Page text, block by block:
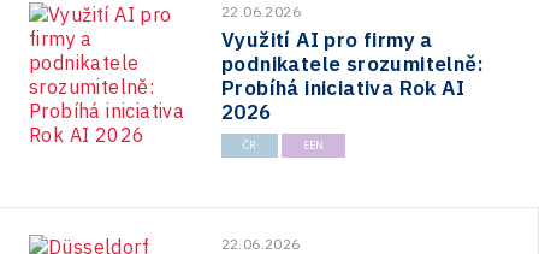
22.06.2026
Využití AI pro firmy a
podnikatele srozumitelně:
Probíhá iniciativa Rok AI
2026
ČR EEN
22.06.2026